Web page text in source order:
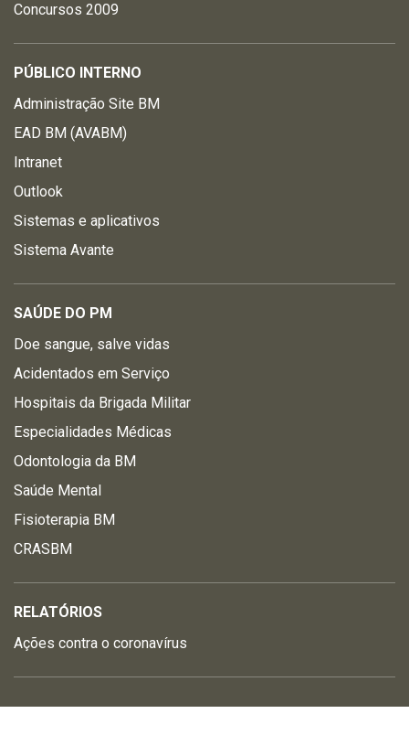
Concursos 2009
PÚBLICO INTERNO
Administração Site BM
EAD BM (AVABM)
Intranet
Outlook
Sistemas e aplicativos
Sistema Avante
SAÚDE DO PM
Doe sangue, salve vidas
Acidentados em Serviço
Hospitais da Brigada Militar
Especialidades Médicas
Odontologia da BM
Saúde Mental
Fisioterapia BM
CRASBM
RELATÓRIOS
Ações contra o coronavírus